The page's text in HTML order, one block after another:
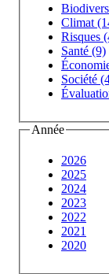
Climat
Risques
Santé (9)
Société
Année
2026
2025
2024
2023
2022
2021
2020